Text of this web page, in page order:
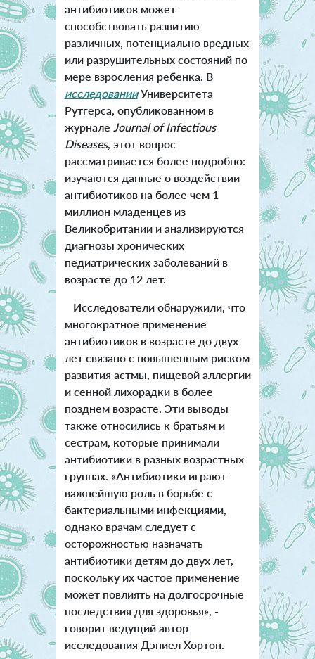
антибиотиков может
способствовать развитию
различных, потенциально вредных
или разрушительных состояний по
мере взросления ребенка. В
исследованииУниверситета
Рутгерса, опубликованном в
журнале Journal of Infectious
Diseases, этот вопрос
рассматривается более подробно:
изучаются данные о воздействии
антибиотиков на более чем 1
миллион младенцев из
Великобритании и анализируются
диагнозы хронических
педиатрических заболеваний в
возрасте до 12 лет.
Исследователи обнаружили, что
многократное применение
антибиотиков в возрасте до двух
лет связано с повышенным риском
развития астмы, пищевой аллергии
и сенной лихорадки в более
позднем возрасте. Эти выводы
также относились к братьям и
сестрам, которые принимали
антибиотики в разных возрастных
группах. «Антибиотики играют
важнейшую роль в борьбе с
бактериальными инфекциями,
однако врачам следует с
осторожностью назначать
антибиотики детям до двух лет,
поскольку их частое применение
может повлиять на долгосрочные
последствия для здоровья», -
говорит ведущий автор
исследования Дэниел Хортон.